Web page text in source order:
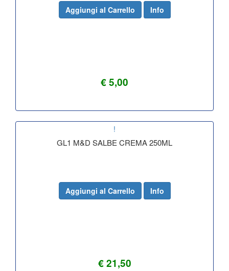
€ 5,00
Aggiungi al Carrello Info
!
GL1 M&D SALBE CREMA 250ML
€ 21,50
Aggiungi al Carrello Info